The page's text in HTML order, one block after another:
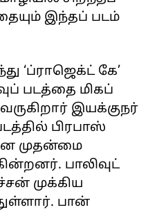
இந்தப் படம்
‘ப்ராஜெக்ட் கே’
படத்தை மிகப்
இயக்குநர்
பிரபாஸ்
முதன்மை
பாலிவுட்
முக்கிய
பான்